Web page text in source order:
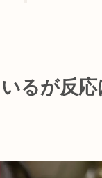
るが反